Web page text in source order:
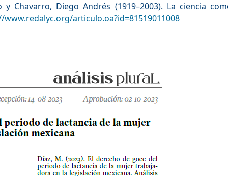
Chavarro, Diego Andrés (1919–2003). La ciencia
articulo.oa?id=81519011008